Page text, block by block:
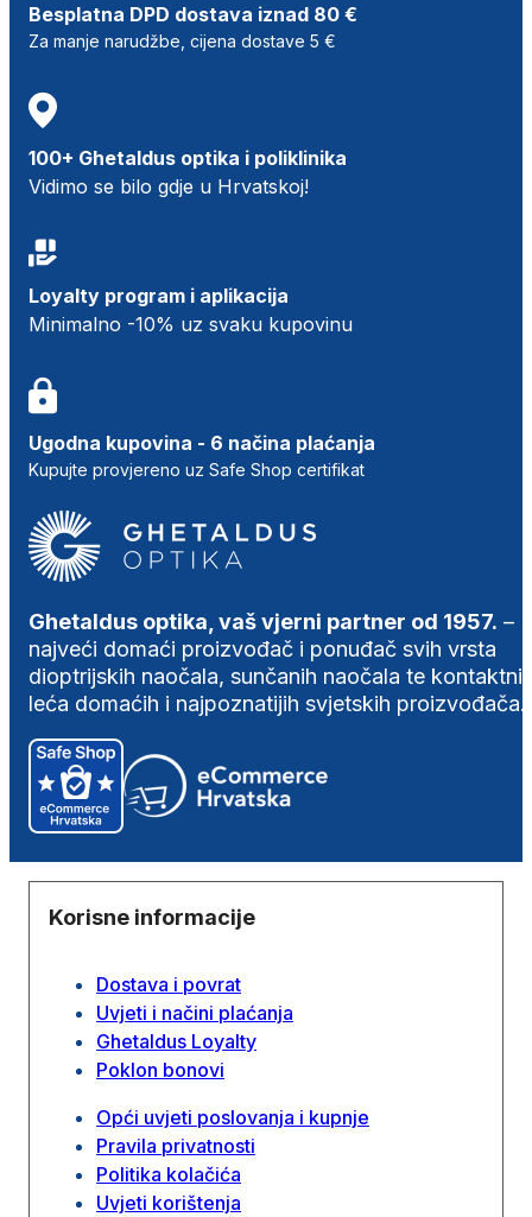
Besplatna DPD dostava iznad 80 €
Za manje narudžbe, cijena dostave 5 €
100+ Ghetaldus optika i poliklinika
Vidimo se bilo gdje u Hrvatskoj!
Loyalty program i aplikacija
Minimalno -10% uz svaku kupovinu
Ugodna kupovina - 6 načina plaćanja
Kupujte provjereno uz Safe Shop certifikat
Ghetaldus optika, vaš vjerni partner od 1957. –
najveći domaći proizvođač i ponuđač svih vrsta
dioptrijskih naočala, sunčanih naočala te
leća domaćih i najpoznatijih svjetskih proizvođača.
Korisne informacije
Dostava i povrat
Uvjeti i načini plaćanja
Ghetaldus Loyalty
Poklon bonovi
Opći uvjeti poslovanja i kupnje
Pravila privatnosti
Politika kolačića
Uvjeti korištenja